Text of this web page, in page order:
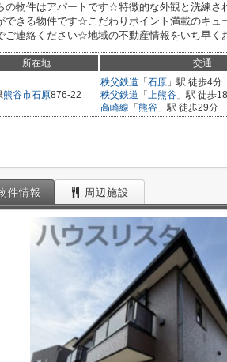
の物件はアパートです☆特徴的な外観と洗練
できる物件です☆こだわりポイント満載のキ
ご連絡ください☆地域の不動産情報をいち早く
所在地 交通
熊谷市石原876-22
秩父鉄道 「 石原 」駅 徒歩4分
秩父鉄道 「 上熊谷 」駅 徒歩
高崎線 「 熊谷 」駅 徒歩29分
件情報 周辺施設